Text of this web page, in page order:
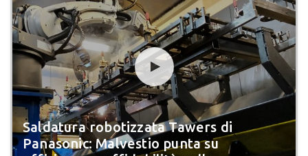
Saldatura robotizzata Tawers di
Panasonic: Malvestio punta su